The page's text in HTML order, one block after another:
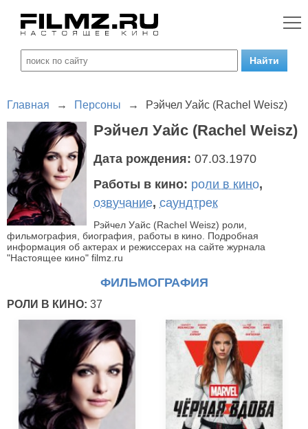
Главная → Персоны → Рэйчел Уайс (Rachel Weisz)
Рэйчел Уайс (Rachel Weisz)
Дата рождения: 07.03.1970
Работы в кино: роли в кино,
озвучание, саундтрек
Рэйчел Уайс (Rachel Weisz) роли,
фильмография, биография, работы в кино. Подробная
информация об актерах и режиссерах на сайте журнала
"Настоящее кино" filmz.ru
ФИЛЬМОГРАФИЯ
РОЛИ В КИНО: 37